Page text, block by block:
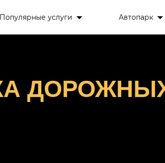
Популярные услуги Автопарк